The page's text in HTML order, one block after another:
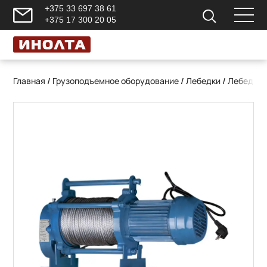
+375 33 697 38 61
+375 17 300 20 05
Главная / Грузоподъемное оборудование /Лебедки /Лебедки